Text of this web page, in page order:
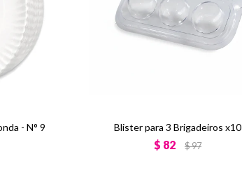
- N° 9 Blister para 3 Brigadeiros x10
$ 82 $97